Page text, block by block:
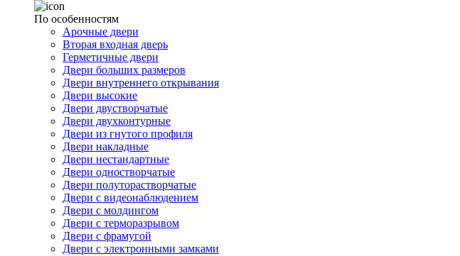
По особенностям
Арочные двери
Вторая входная дверь
Герметичные двери
Двери больших размеров
Двери внутреннего открывания
Двери высокие
Двери двустворчатые
Двери двухконтурные
Двери из гнутого профиля
Двери накладные
Двери нестандартные
Двери одностворчатые
Двери полуторастворчатые
Двери с видеонаблюдением
Двери с молдингом
Двери с терморазрывом
Двери с фрамугой
Двери с электронными замками